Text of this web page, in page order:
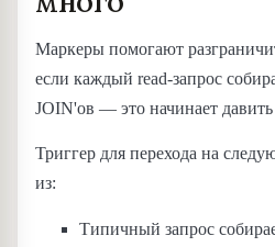
Маркеры помогают
если каждый read-запрос
JOIN'ов — это начинает давить
Триггер для перехода на
из:
Типичный запрос